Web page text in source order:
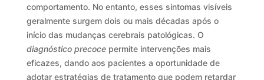
comportamento. No entanto, esses sintomas visíveis
geralmente surgem dois ou mais décadas após o
início das mudanças cerebrais patológicas. O
diagnóstico precocepermite intervenções mais
eficazes, dando aos pacientes a oportunidade de
adotar estratégias de tratamento que podem retardar